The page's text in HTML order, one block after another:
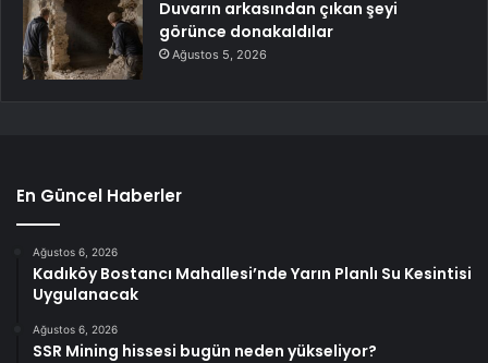
Duvarın arkasından çıkan şeyi
görünce donakaldılar
Ağustos 5, 2026
En Güncel Haberler
Ağustos 6, 2026
Kadıköy Bostancı Mahallesi’nde Yarın Planlı Su Kesintisi
Uygulanacak
Ağustos 6, 2026
SSR Mining hissesi bugün neden yükseliyor?